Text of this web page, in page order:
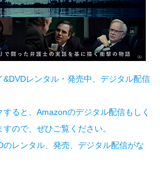
レンタル・発売中、デジタル配信
ると、Amazonのデジタル配信もしく
ので、ぜひご覧ください。
レンタル、発売、デジタル配信がな